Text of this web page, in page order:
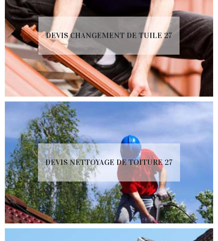
DEVIS CHANGEMENT DE TUILE 27
DEVIS NETTOYAGE DE TOITURE 27